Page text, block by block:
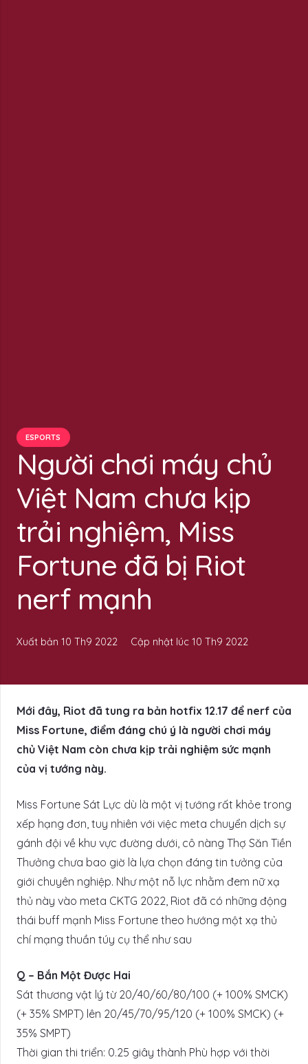
ESPORTS
Người chơi máy chủ
Việt Nam chưa kịp
trải nghiệm, Miss
Fortune đã bị Riot
nerf mạnh
Xuất bản 10 Th9 2022 Cập nhật lúc10 Th9 2022
Mới đây, Riot đã tung ra bản hotfix 12.17 để nerf của
Miss Fortune, điểm đáng chú ý là người chơi máy
chủ Việt Nam còn chưa kịp trải nghiệm sức mạnh
của vị tướng này.
Miss Fortune Sát Lực dù là một vị tướng rất khỏe trong
xếp hạng đơn, tuy nhiên với việc meta chuyển dịch sự
gánh đội về khu vực đường dưới, cô nàng Thợ Săn Tiền
Thưởng chưa bao giờ là lựa chọn đáng tin tưởng của
giới chuyên nghiệp. Như một nỗ lực nhằm đem nữ xạ
thủ này vào meta CKTG 2022, Riot đã có những động
thái buff mạnh Miss Fortune theo hướng một xạ thủ
chí mạng thuần túy cụ thể như sau
Q – Bắn Một Được Hai
Sát thương vật lý từ 20/40/60/80/100 (+ 100% SMCK)
(+ 35% SMPT) lên 20/45/70/95/120 (+ 100% SMCK) (+
35% SMPT)
Thời gian thi triển: 0.25 giây thành Phù hợp với thời